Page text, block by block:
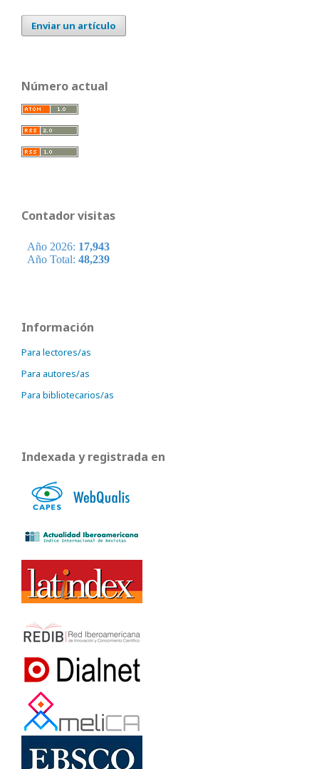
Enviar un artículo
Número actual
Contador visitas
Información
Para lectores/as
Para autores/as
Para bibliotecarios/as
Indexada y registrada en